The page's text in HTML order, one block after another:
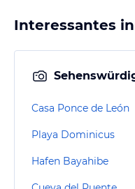
Interessantes
Casa Ponce de León
Playa Dominicus
Hafen Bayahibe